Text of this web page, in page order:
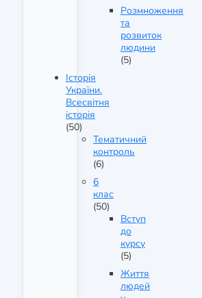
Розмноження
та
розвиток
людини
(5)
Історія
України.
Всесвітня
історія
(50)
Тематичний
контроль
(6)
6
клас
(50)
Вступ
до
курсу
(5)
Життя
людей